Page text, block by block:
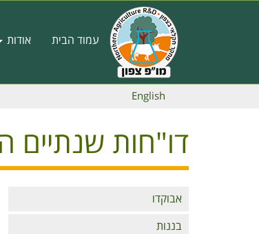
Main
navigation
עמוד הבית אודות
English
דו"חות שנתיים
Branches
אבוקדו
בננות